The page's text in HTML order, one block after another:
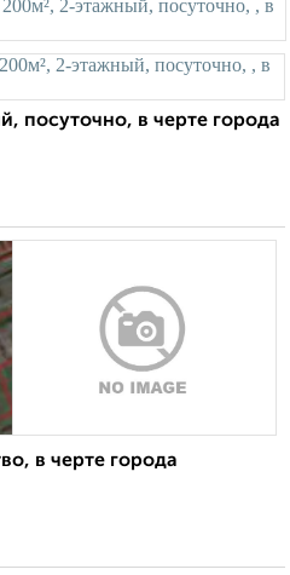
посуточно, в черте города
в черте города